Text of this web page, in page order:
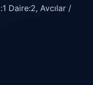
Daire:2, Avcılar /